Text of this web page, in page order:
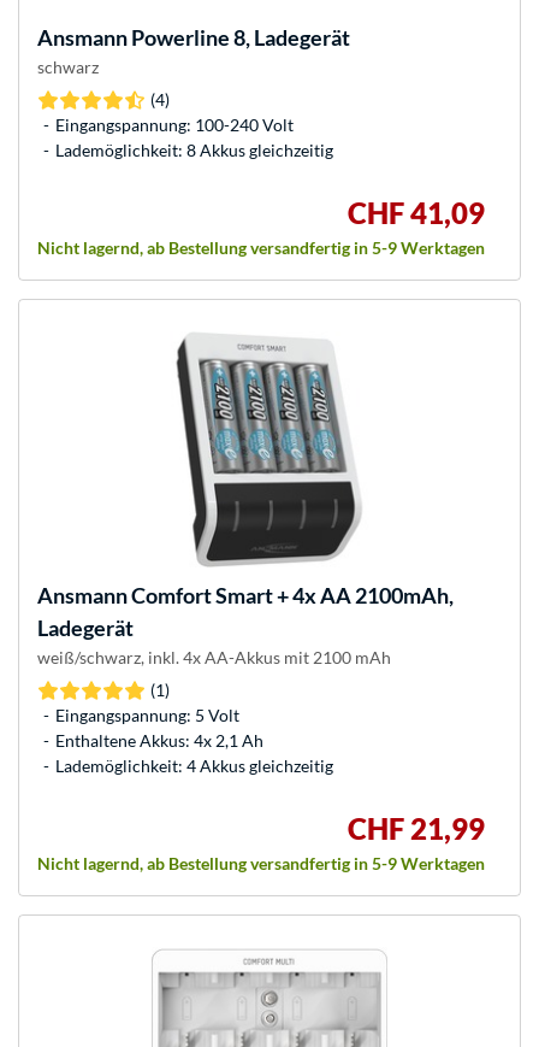
AnsmannPowerline 8, Ladegerät
schwarz
(4)
Eingangspannung: 100-240 Volt
Lademöglichkeit: 8 Akkus gleichzeitig
CHF 41,09
Nicht lagernd, ab Bestellung versandfertig in 5-9 Werktagen
AnsmannComfort Smart + 4x AA 2100mAh,
Ladegerät
weiß/schwarz, inkl. 4x AA-Akkus mit 2100 mAh
(1)
Eingangspannung: 5 Volt
Enthaltene Akkus: 4x 2,1 Ah
Lademöglichkeit: 4 Akkus gleichzeitig
CHF 21,99
Nicht lagernd, ab Bestellung versandfertig in 5-9 Werktagen